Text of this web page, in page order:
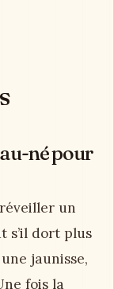
né pour
un
s’il dort plus
jaunisse,
fois la